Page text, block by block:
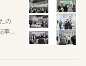
の
事…